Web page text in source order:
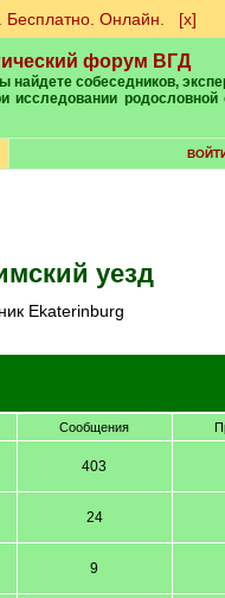
Бесплатно. Онлайн. [х]
форум ВГД
уезд
Ekaterinburg
Сообщения
403
24
9